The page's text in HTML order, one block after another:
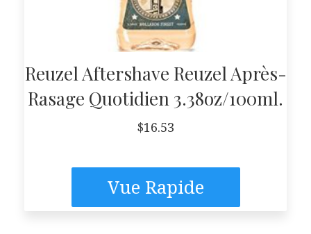
Reuzel Aftershave Reuzel Après-
Rasage Quotidien 3.38oz/100ml.
$16.53
Vue Rapide